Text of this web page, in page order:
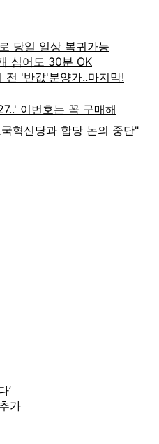
혁신당과 합당 논의 중단"
’
가